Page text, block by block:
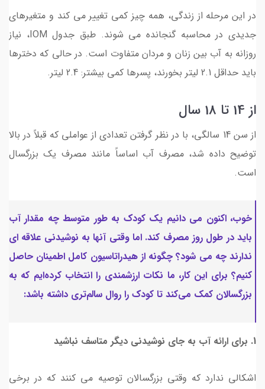
در این مرحله از زندگی، همه چیز کمی تغییر می کند و متغیرهای
جدیدی در محاسبه گنجانده می شوند. طبق جدول IOM، نیاز
روزانه به آب بین زنان و مردان متفاوت است. در حالی که دخترها
باید حداقل 2.1 لیتر بخورند، پسرها کمی بیشتر: 2.4 لیتر.
از 14 تا 18 سال
از سن 14 سالگی، با در نظر گرفتن تعدادی از عواملی که قبلاً در بالا
توضیح داده شد، مصرف آب اساساً مانند مصرف یک بزرگسال
است.
خوب، اکنون می دانیم یک کودک به طور متوسط چه مقدار آب
باید در طول روز مصرف کند. اما وقتی آنها به نوشیدنی علاقه ای
ندارند چه می شود؟ چگونه از هیدراتاسیون کامل اطمینان حاصل
کنیم؟ برای این کار، ما نکات ارزشمندی را انتخاب کرده‌ایم که به
بزرگسالان کمک می‌کند تا کودک را روال سالم‌تری داشته باشد:
1. برای ارائه آب به جای نوشیدنی دیگر متاسف نباشید
اشکالی ندارد که وقتی بزرگسالان توصیه می کنند که در برخی